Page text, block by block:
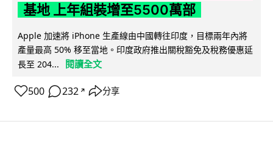
基地 上年組裝增至5500萬部
Apple 加速將 iPhone 生產線由中國轉往印度，目標兩年內將
產量最高 50% 移至當地。印度政府推出關稅豁免及稅務優惠延
長至 204...
閱讀全文
500 232 ↗ 分享